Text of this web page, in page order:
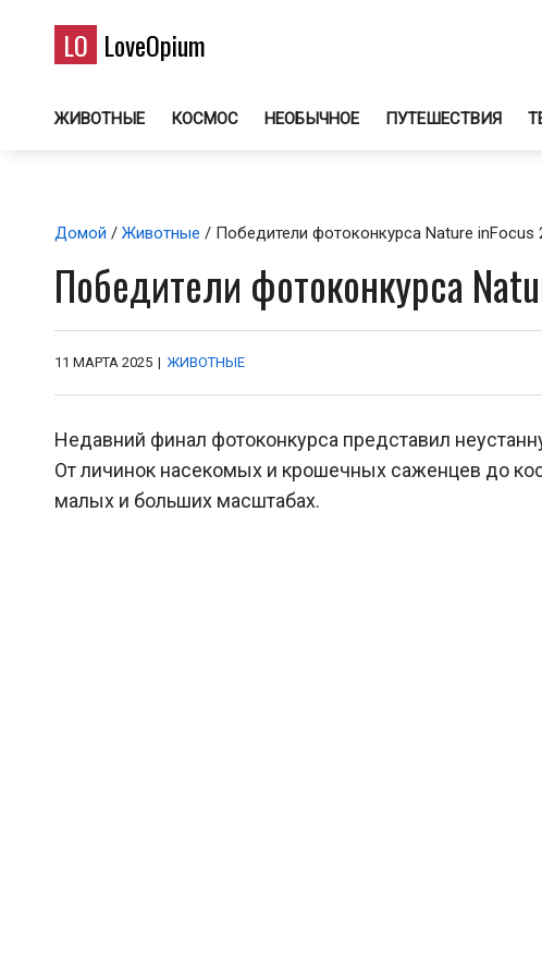
LO LoveOpium
ЖИВОТНЫЕ КОСМОС НЕОБЫЧНОЕ ПУТЕШЕСТВИЯ
Домой / Животные / Победители фотоконкурса Nature inFocus
Победители фотоконкурса
11 МАРТА 2025 | ЖИВОТНЫЕ
Недавний финал фотоконкурса представил
От личинок насекомых и крошечных саженцев до
малых и больших масштабах.